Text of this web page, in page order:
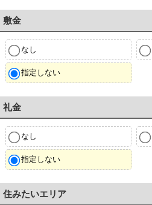
敷金
なし
指定しない
礼金
なし
指定しない
住みたいエリア